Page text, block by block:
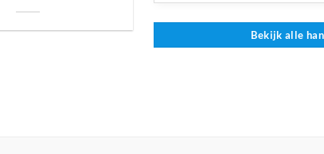
Bekijk alle